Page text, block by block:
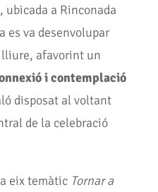
ubicada a Rinconada
es va desenvolupar
afavorint un
i contemplació
disposat al voltant
de la celebració
eix temàtic Tornar a